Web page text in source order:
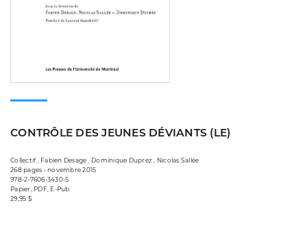
CONTRÔLE DES JEUNES DÉVIANTS (LE)
Collectif , Fabien Desage , Dominique Duprez , Nicolas Sallée
268 pages • novembre 2015
978-2-7606-3430-5
Papier, PDF, E-Pub
29,95 $